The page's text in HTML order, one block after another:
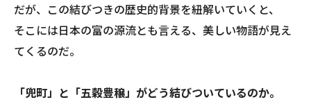
だが、この結びつきの歴史的背景を紐解いていくと、
そこには日本の富の源流とも言える、美しい物語が見え
てくるのだ。
​「兜町」と「五穀豊穣」がどう結びついているのか。